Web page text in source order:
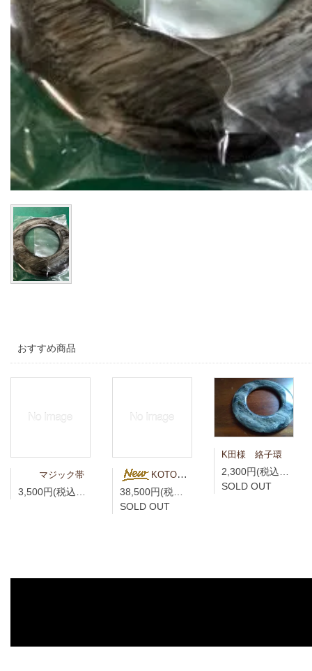
おすすめ商品
マジック帯 KOTO様専用 青藍（せいらん）真言宗折五条 竹編柄 無紋
SOLD OUT
K田様 絡子環
SOLD OUT